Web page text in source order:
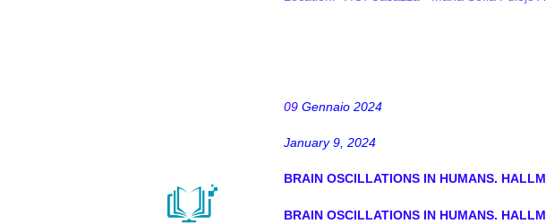
09 Gennaio 2024
January 9, 2024
BRAIN OSCILLATIONS IN HUMANS.
BRAIN OSCILLATIONS IN HUMANS.